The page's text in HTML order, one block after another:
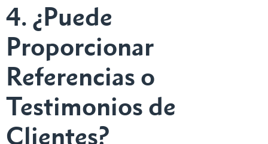
4. ¿Puede
Proporcionar
Referencias o
Testimonios de
Clientes?